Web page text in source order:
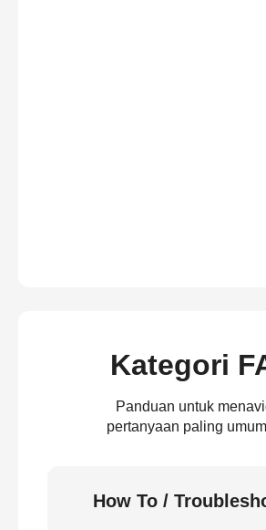
Kategori
Panduan untuk
pertanyaan paling
How To /